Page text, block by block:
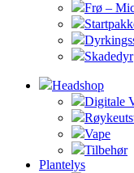
Frø –
Skadedyr
Headshop
Digitale
Vape
Tilbehør
Plantelys